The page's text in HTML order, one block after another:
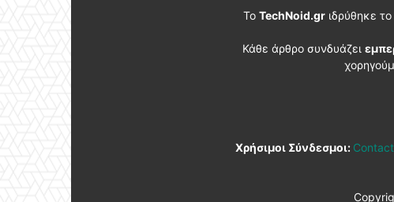
ΤοTechNoid.gr ιδρύθηκε
Κάθε άρθρο συνδυάζει
Χρήσιμοι Σύνδεσμοι: Contact